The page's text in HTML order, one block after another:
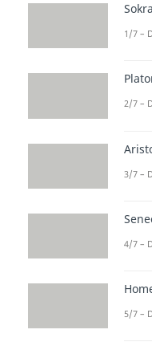
Doch
nennt er
Eine
1/7 –
2/7 –
3/7 –
4/7 –
5/7 –